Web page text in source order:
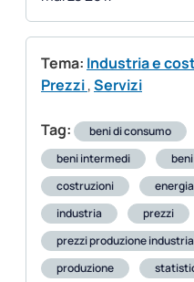
Tema: Industria e
Prezzi,Servizi
Tag:
beni di consumo
beni intermedi
costruzioni
energia
industria
prezzi
prezzi produzione
produzione